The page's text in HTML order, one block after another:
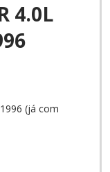
4.0L
(já com